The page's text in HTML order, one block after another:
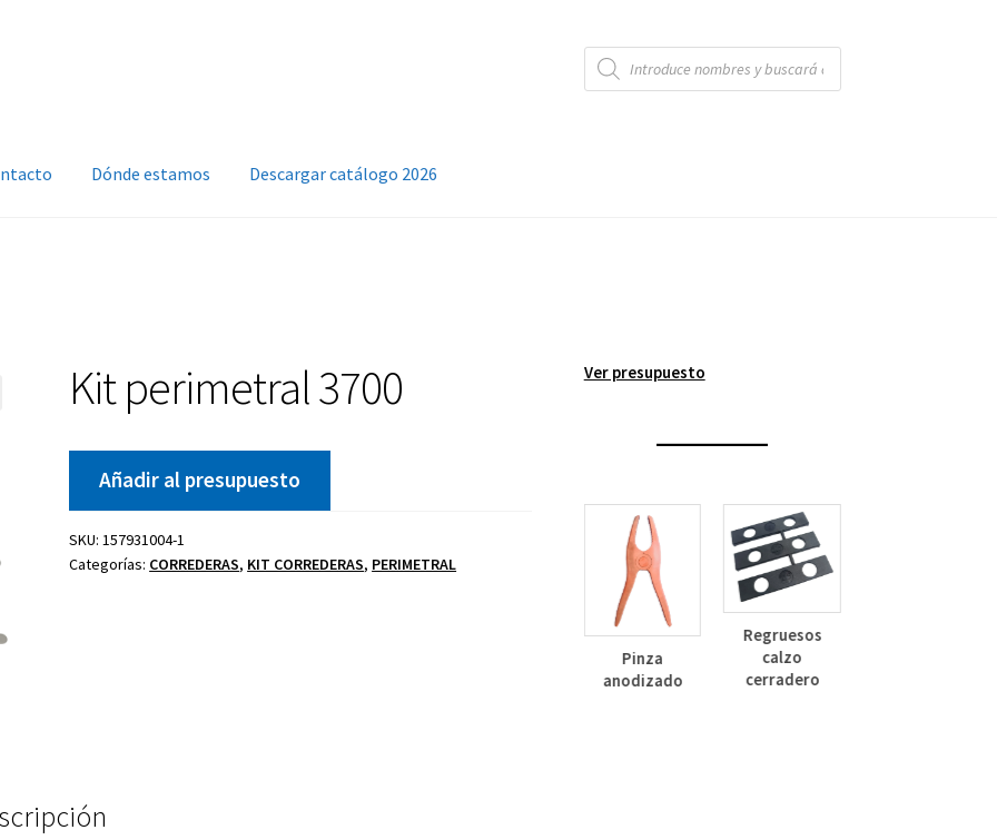
Búsqueda
de
productos
Dónde estamos Descargar catálogo 2026
Kit perimetral 3700
Añadir al presupuesto
SKU:157931004-1
Categorías: CORREDERAS, KIT CORREDERAS, PERIMETRAL
Ver presupuesto
Regruesos
calzo
cerradero
Pinza
anodizado